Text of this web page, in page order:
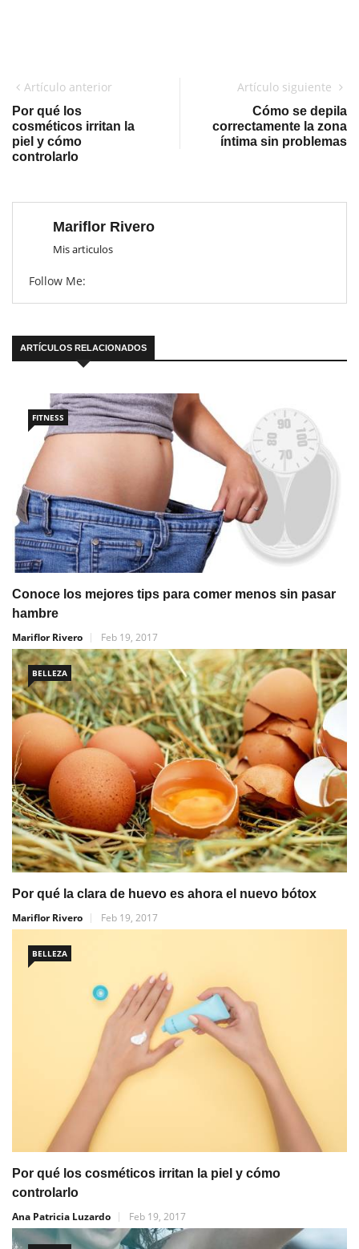
Artículo anterior
Por qué los
cosméticos irritan la
piel y cómo
controlarlo
Artículo siguiente
Cómo se depila
correctamente la zona
íntima sin problemas
Mariflor Rivero
Mis articulos
Follow Me:
ARTÍCULOS RELACIONADOS
FITNESS
Conoce los mejores tips para comer menos sin pasar
hambre
Mariflor Rivero
Feb 19, 2017
BELLEZA
Por qué la clara de huevo es ahora el nuevo bótox
Mariflor Rivero
Feb 19, 2017
BELLEZA
Por qué los cosméticos irritan la piel y cómo
controlarlo
Ana Patricia Luzardo
Feb 19, 2017